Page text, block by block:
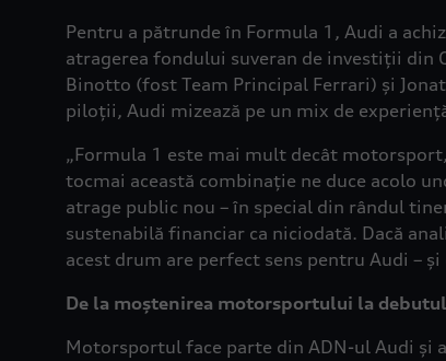
Pentru a pătrunde în Formula 1, Audi a
atragerea fondului suveran de investiții din
Binotto (fost Team Principal Ferrari) și
piloții, Audi mizează pe un mix de
„Formula 1 este mai mult decât
tocmai această combinație ne duce acolo
atrage public nou – în special din rândul
sustenabilă financiar ca niciodată. Dacă
acest drum are perfect sens pentru Audi –
De la moștenirea motorsportului la
Motorsportul face parte din ADN-ul Audi și